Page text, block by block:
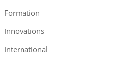
Formation
Innovations
International